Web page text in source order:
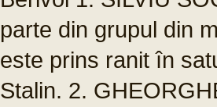
parte din grupul din
este prins ranit în
Stalin. 2.